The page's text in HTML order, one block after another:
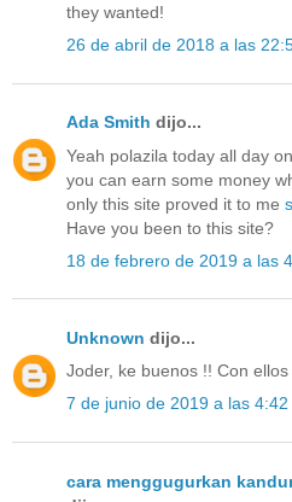
they wanted!
26 de abril de 2018 a las
Ada Smith dijo...
Yeah polazila today all day
you can earn some money
only this site proved it to me
Have you been to this site?
18 de febrero de 2019 a las
Unknown dijo...
Joder, ke buenos !! Con
7 de junio de 2019 a las 4:42
cara menggugurkan